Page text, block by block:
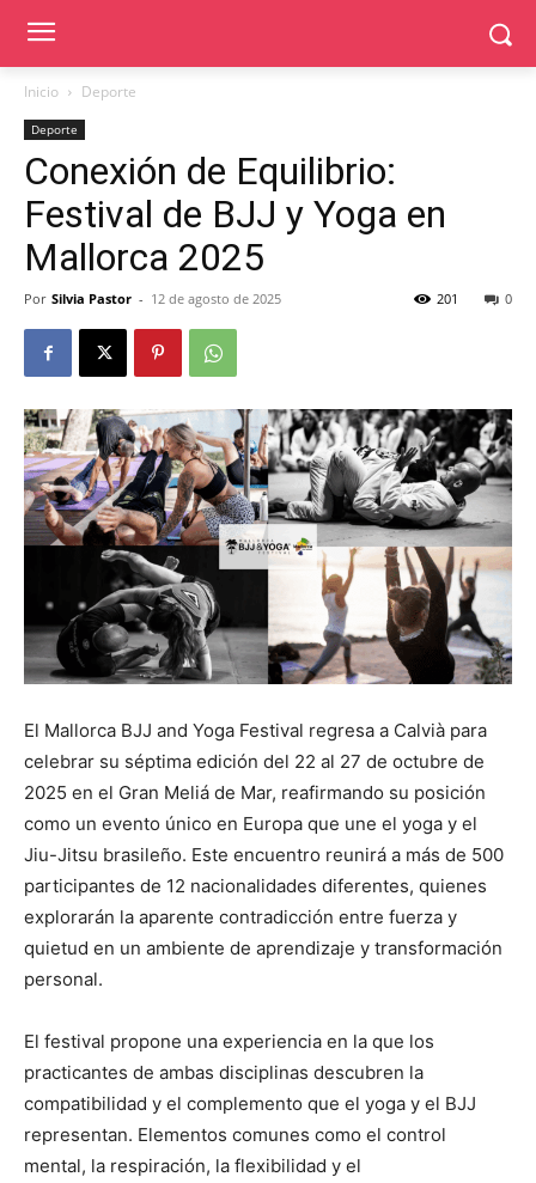
Inicio Deporte
Deporte
Conexión de Equilibrio:
Festival de BJJ y Yoga en
Mallorca 2025
Por Silvia Pastor - 12 de agosto de 2025 0
201
El Mallorca BJJ and Yoga Festival regresa a Calvià para
celebrar su séptima edición del 22 al 27 de octubre de
2025 en el Gran Meliá de Mar, reafirmando su posición
como un evento único en Europa que une el yoga y el
Jiu-Jitsu brasileño. Este encuentro reunirá a más de 500
participantes de 12 nacionalidades diferentes, quienes
explorarán la aparente contradicción entre fuerza y
quietud en un ambiente de aprendizaje y transformación
personal.
El festival propone una experiencia en la que los
practicantes de ambas disciplinas descubren la
compatibilidad y el complemento que el yoga y el BJJ
representan. Elementos comunes como el control
mental, la respiración, la flexibilidad y el